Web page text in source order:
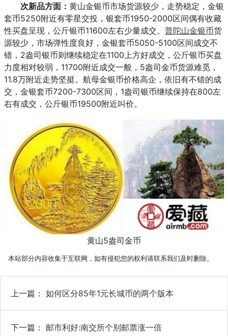
次新品方面： 黄山金银币市场货源较少，走势稳定，金银
套币5250附近有零星交投，银套币1950-2000区间偶有收藏
性买盘呈现，公斤银币11600左右少量成交。 普陀山金银币货
源较少，市场弹性度良好，金银套币5050-5100区间成交不
错，2盎司银币则继续稳定在1100上方好成交，公斤银币买盘
力度相对较弱，11700附近成交一般，5盎司金币货源难觅，
11.8万附近走势坚挺。航母金银币价格高企，依旧有不错的成
交，金银套币7200-7300区间，1盎司银币继续保持在800左
右有成交，公斤银币19500附近叫价。
黄山5盎司金币
本站部分内容收集于互联网，如有侵犯您的权利请联系我们及时删除。
上一篇： 如何区分85年1元长城币的两个版本
下一篇： 邮市利好:南交所个别邮票涨一倍